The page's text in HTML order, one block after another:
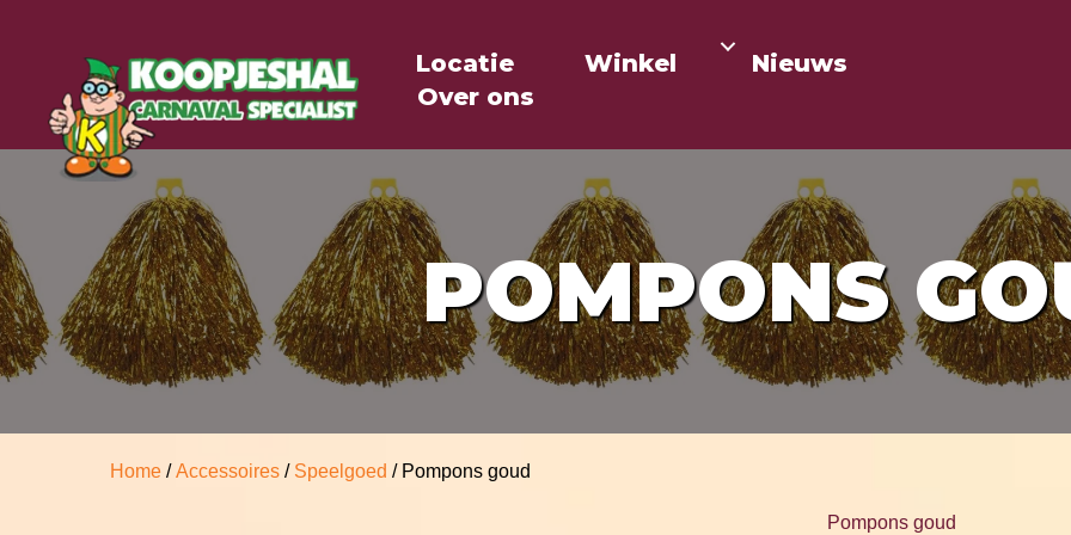
Locatie Winkel
Nieuws
Over ons
POMPONS
Home /Accessoires / Speelgoed / Pompons goud
Pompons goud